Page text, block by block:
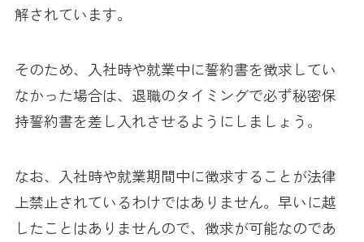
解されています。
そのため、入社時や就業中に誓約書を徴求してい
なかった場合は、退職のタイミングで必ず秘密保
持誓約書を差し入れさせるようにしましょう。
なお、入社時や就業期間中に徴求することが法律
上禁止されているわけではありません。早いに越
したことはありませんので、徴求が可能なのであ